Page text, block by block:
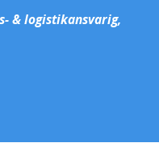
& logistikansvarig,